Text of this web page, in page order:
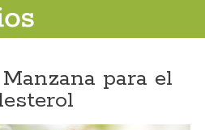
para el